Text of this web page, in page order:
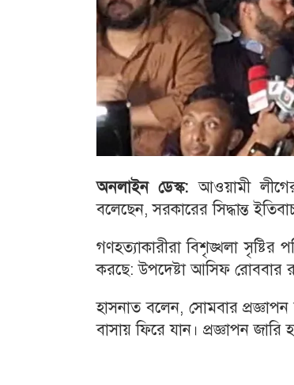
অনলাইন ডেস্ক:আওয়ামী লীগের
বলেছেন, সরকারের সিদ্ধান্ত
গণহত্যাকারীরা বিশৃঙ্খলা সৃষ্টির
করছে: উপদেষ্টা আসিফ রোববার
হাসনাত বলেন, সোমবার
বাসায় ফিরে যান। প্রজ্ঞাপন